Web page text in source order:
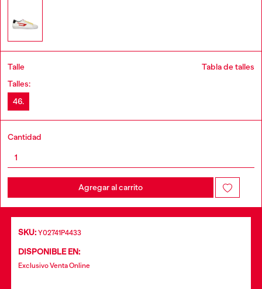
Talle
Tabla de talles
Talles:
46.
Cantidad
Agregar al carrito
SKU: Y02741P4433
DISPONIBLE EN:
Exclusivo Venta Online